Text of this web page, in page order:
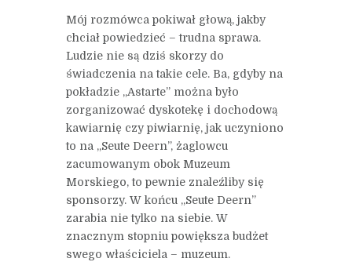
Mój rozmówca pokiwał głową, jakby
chciał powiedzieć – trudna sprawa.
Ludzie nie są dziś skorzy do
świadczenia na takie cele. Ba, gdyby na
pokładzie „Astarte” można było
zorganizować dyskotekę i dochodową
kawiarnię czy piwiarnię, jak uczyniono
to na „Seute Deern”, żaglowcu
zacumowanym obok Muzeum
Morskiego, to pewnie znaleźliby się
sponsorzy. W końcu „Seute Deern”
zarabia nie tylko na siebie. W
znacznym stopniu powiększa budżet
swego właściciela – muzeum.